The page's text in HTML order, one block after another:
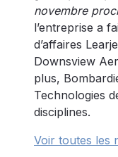
novembre
l’entreprise a
d’affaires
Downsview
plus,
Technologies
disciplines.
Voir toutes les